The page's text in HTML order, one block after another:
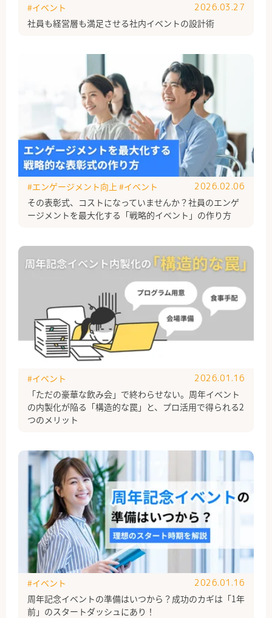
社員も経営層も満足させる社内イベントの設計術
#イベント 2026.03.27
その表彰式、コストになっていませんか？社員のエンゲ
ージメントを最大化する「戦略的イベント」の作り方
#エンゲージメント向上 #イベント 2026.02.06
「ただの豪華な飲み会」で終わらせない。周年イベント
の内製化が陥る「構造的な罠」と、プロ活用で得られる2
つのメリット
#イベント 2026.01.16
周年記念イベントの準備はいつから？成功のカギは「1年
前」のスタートダッシュにあり！
#イベント 2026.01.16